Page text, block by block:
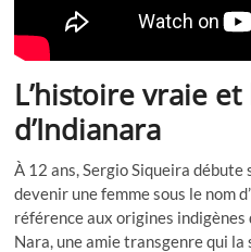
L’histoire vraie
d’Indianara
À 12 ans, Sergio Siqueira
devenir une femme sous le nom
référence aux origines indigènes
Nara, une amie transgenre qui la